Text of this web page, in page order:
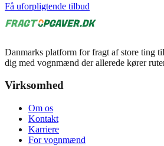
Få uforpligtende tilbud
Danmarks platform for fragt af store ting
dig med vognmænd der allerede kører
Virksomhed
Om os
Kontakt
Karriere
For vognmænd